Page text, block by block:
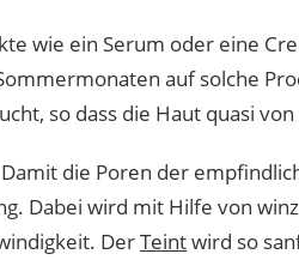
wie ein Serum oder eine
auf solche
so dass die Haut quasi
die Poren der
Dabei wird mit Hilfe von
DerTeintwird so